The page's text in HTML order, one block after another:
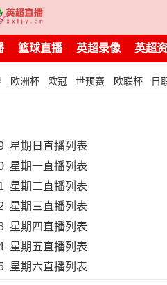
篮球直播 英超录像 英超
欧洲杯 欧冠 世预赛 欧联杯 日
星期日直播列表
星期一直播列表
星期二直播列表
星期三直播列表
星期四直播列表
星期五直播列表
星期六直播列表